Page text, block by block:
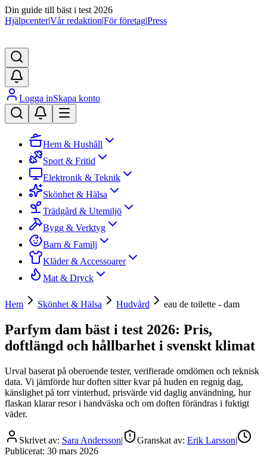
Din guide till bäst i test 2026
Hjälpcenter|Vår redaktion|För företag|Press
Logga inSkapa konto
Hem & Hushåll
Sport & Fritid
Elektronik & Teknik
Skönhet & Hälsa
Trädgård & Utemiljö
Bygg & Verktyg
Barn & Familj
Kläder & Accessoarer
Mat & Dryck
Hem Skönhet & Hälsa Hudvård eau de toilette - dam
Parfym dam bäst i test 2026: Pris,
doftlängd och hållbarhet i svenskt klimat
Urval baserat på oberoende tester, verifierade omdömen och teknisk
data. Vi jämförde hur doften sitter kvar på huden en regnig dag,
känslighet på torr vinterhud, prisvärde vid daglig användning, hur
flaskan klarar resor i handväska och om doften förändras i fuktigt
väder.
Skrivet av: Sara Andersson| Granskat av: Erik Larsson|
Publicerat: 30 mars 2026